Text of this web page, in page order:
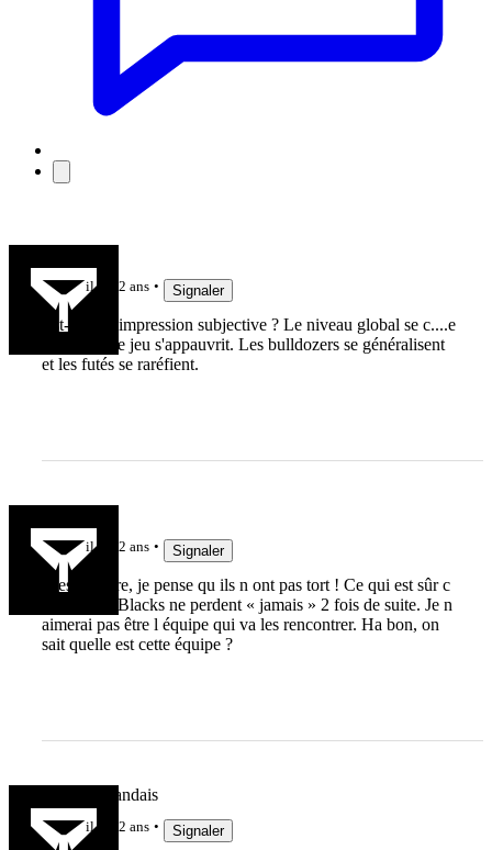
il y a 2 ans Signaler
Est-ce une impression subjective ? Le niveau global se c....e
la g....e ! Le jeu s'appauvrit. Les bulldozers se généralisent
et les futés se raréfient.
il y a 2 ans Signaler
C est bizarre, je pense qu ils n ont pas tort ! Ce qui est sûr c
est que les Blacks ne perdent « jamais » 2 fois de suite. Je n
aimerai pas être l équipe qui va les rencontrer. Ha bon, on
sait quelle est cette équipe ?
Le Haut Landais
il y a 2 ans Signaler